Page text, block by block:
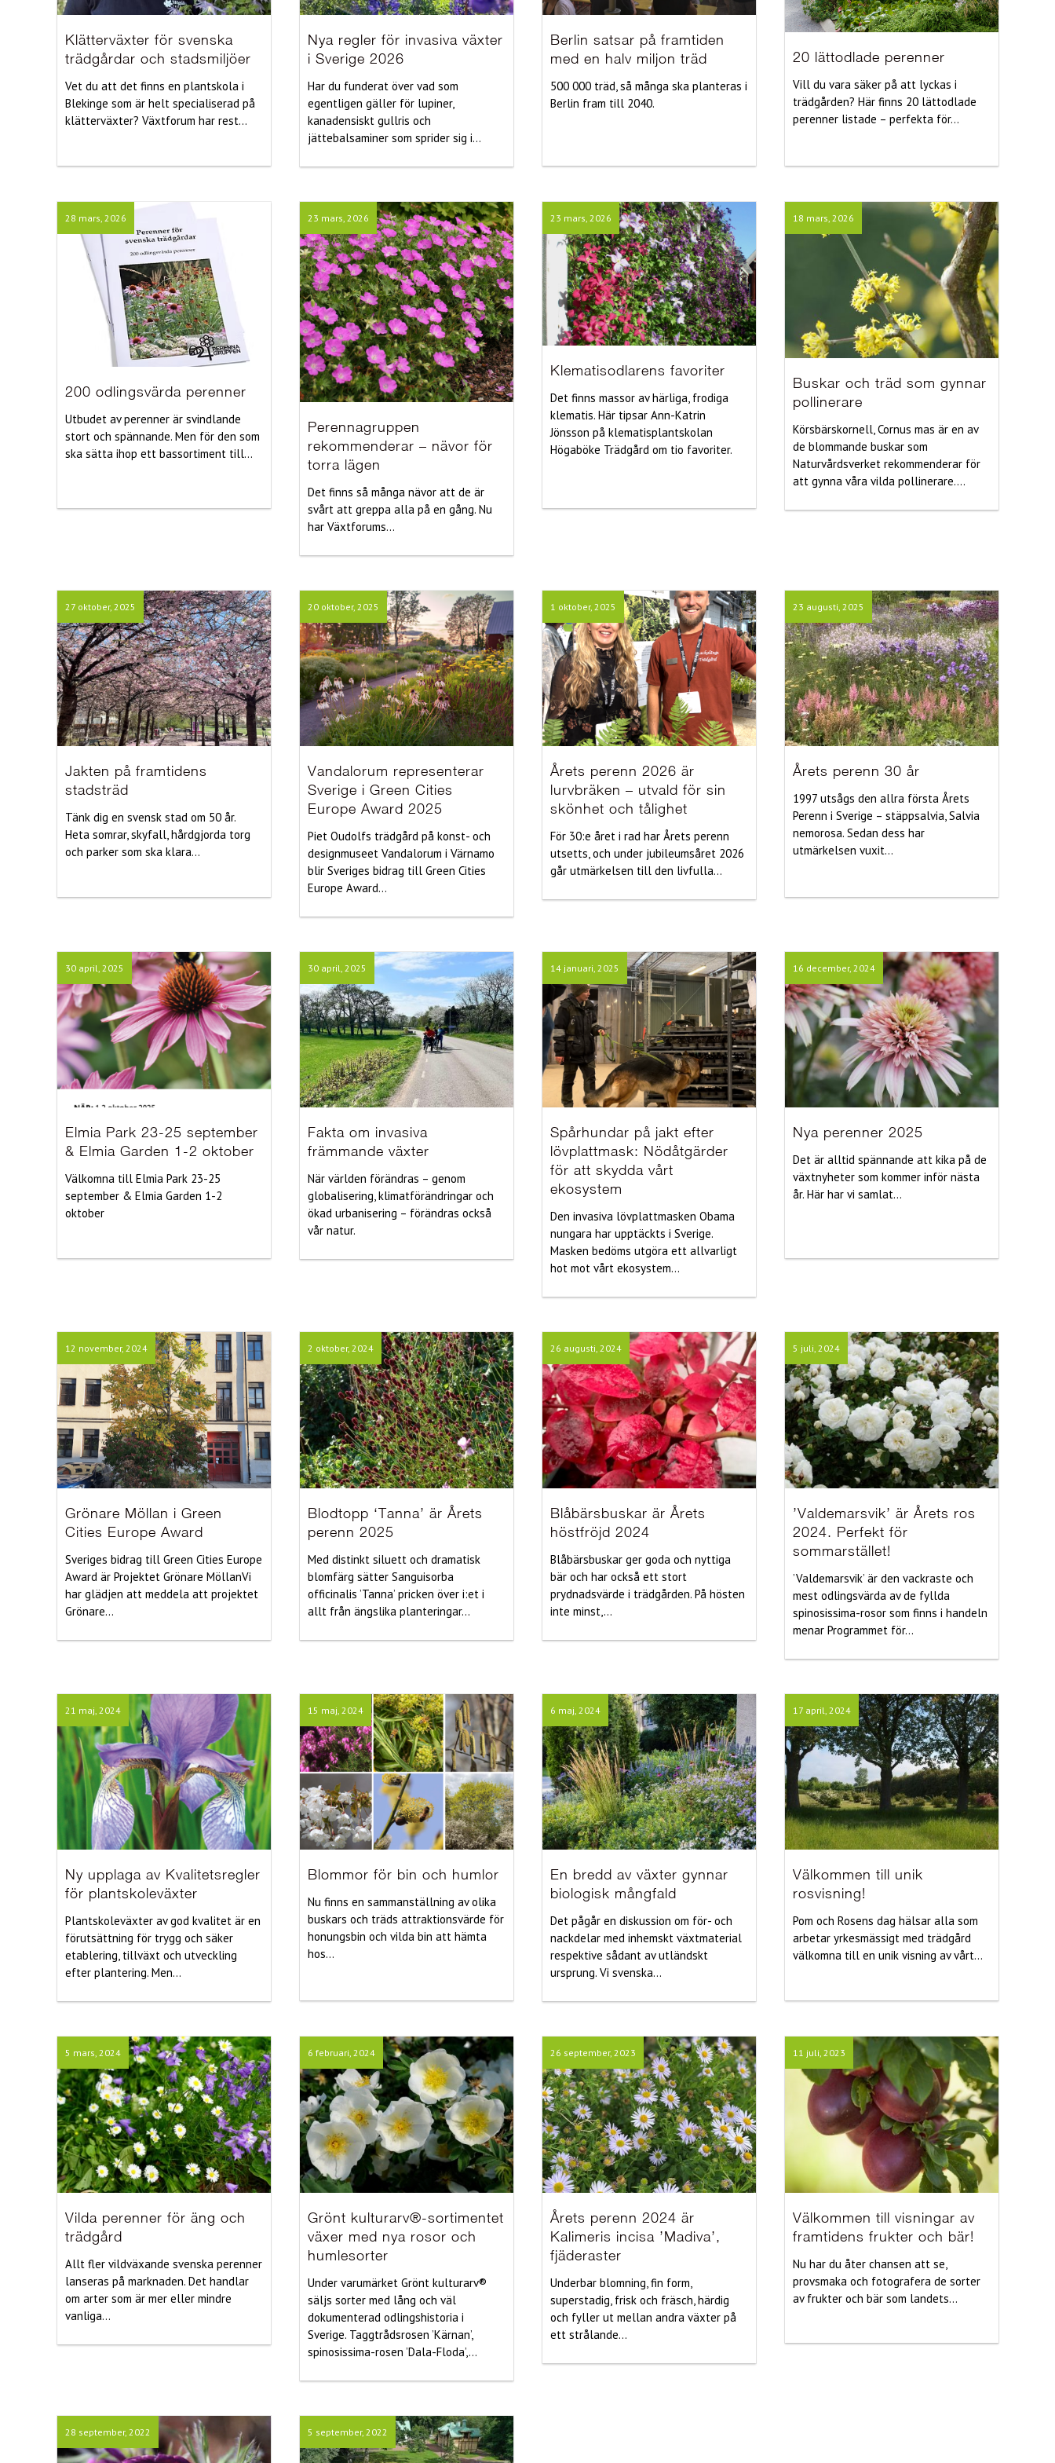
Klätterväxter för svenska
trädgårdar och stadsmiljöer
Vet du att det finns en plantskola i
Blekinge som är helt specialiserad på
klätterväxter? Växtforum har rest...
Nya regler för invasiva växter
i Sverige 2026
Har du funderat över vad som
egentligen gäller för lupiner,
kanadensiskt gullris och
jättebalsaminer som sprider sig i...
Berlin satsar på framtiden
med en halv miljon träd
500 000 träd, så många ska planteras i
Berlin fram till 2040.
20 lättodlade perenner
Vill du vara säker på att lyckas i
trädgården? Här finns 20 lättodlade
perenner listade – perfekta för...
28 mars, 2026
200 odlingsvärda perenner
Utbudet av perenner är svindlande
stort och spännande. Men för den som
ska sätta ihop ett bassortiment till...
23 mars, 2026
Perennagruppen
rekommenderar – nävor för
torra lägen
Det finns så många nävor att de är
svårt att greppa alla på en gång. Nu
har Växtforums...
23 mars, 2026
Klematisodlarens favoriter
Det finns massor av härliga, frodiga
klematis. Här tipsar Ann-Katrin
Jönsson på klematisplantskolan
Högaböke Trädgård om tio favoriter.
18 mars, 2026
Buskar och träd som gynnar
pollinerare
Körsbärskornell, Cornus mas är en av
de blommande buskar som
Naturvårdsverket rekommenderar för
att gynna våra vilda pollinerare....
27 oktober, 2025
Jakten på framtidens
stadsträd
Tänk dig en svensk stad om 50 år.
Heta somrar, skyfall, hårdgjorda torg
och parker som ska klara...
20 oktober, 2025
Vandalorum representerar
Sverige i Green Cities
Europe Award 2025
Piet Oudolfs trädgård på konst- och
designmuseet Vandalorum i Värnamo
blir Sveriges bidrag till Green Cities
Europe Award...
1 oktober, 2025
Årets perenn 2026 är
lurvbräken – utvald för sin
skönhet och tålighet
För 30:e året i rad har Årets perenn
utsetts, och under jubileumsåret 2026
går utmärkelsen till den livfulla...
23 augusti, 2025
Årets perenn 30 år
1997 utsågs den allra första Årets
Perenn i Sverige – stäppsalvia, Salvia
nemorosa. Sedan dess har
utmärkelsen vuxit...
30 april, 2025
Elmia Park 23-25 september
& Elmia Garden 1-2 oktober
Välkomna till Elmia Park 23-25
september & Elmia Garden 1-2
oktober
30 april, 2025
Fakta om invasiva
främmande växter
När världen förändras – genom
globalisering, klimatförändringar och
ökad urbanisering – förändras också
vår natur.
14 januari, 2025
Spårhundar på jakt efter
lövplattmask: Nödåtgärder
för att skydda vårt
ekosystem
Den invasiva lövplattmasken Obama
nungara har upptäckts i Sverige.
Masken bedöms utgöra ett allvarligt
hot mot vårt ekosystem...
16 december, 2024
Nya perenner 2025
Det är alltid spännande att kika på de
växtnyheter som kommer inför nästa
år. Här har vi samlat...
12 november, 2024
Grönare Möllan i Green
Cities Europe Award
Sveriges bidrag till Green Cities Europe
Award är Projektet Grönare MöllanVi
har glädjen att meddela att projektet
Grönare...
2 oktober, 2024
Blodtopp ‘Tanna’ är Årets
perenn 2025
Med distinkt siluett och dramatisk
blomfärg sätter Sanguisorba
officinalis ’Tanna’ pricken över i:et i
allt från ängslika planteringar...
26 augusti, 2024
Blåbärsbuskar är Årets
höstfröjd 2024
Blåbärsbuskar ger goda och nyttiga
bär och har också ett stort
prydnadsvärde i trädgården. På hösten
inte minst,...
5 juli, 2024
’Valdemarsvik’ är Årets ros
2024. Perfekt för
sommarstället!
’Valdemarsvik’ är den vackraste och
mest odlingsvärda av de fyllda
spinosissima-rosor som finns i handeln
menar Programmet för...
21 maj, 2024
Ny upplaga av Kvalitetsregler
för plantskoleväxter
Plantskoleväxter av god kvalitet är en
förutsättning för trygg och säker
etablering, tillväxt och utveckling
efter plantering. Men...
15 maj, 2024
Blommor för bin och humlor
Nu finns en sammanställning av olika
buskars och träds attraktionsvärde för
honungsbin och vilda bin att hämta
hos...
6 maj, 2024
En bredd av växter gynnar
biologisk mångfald
Det pågår en diskussion om för- och
nackdelar med inhemskt växtmaterial
respektive sådant av utländskt
ursprung. Vi svenska...
17 april, 2024
Välkommen till unik
rosvisning!
Pom och Rosens dag hälsar alla som
arbetar yrkesmässigt med trädgård
välkomna till en unik visning av vårt...
5 mars, 2024
Vilda perenner för äng och
trädgård
Allt fler vildväxande svenska perenner
lanseras på marknaden. Det handlar
om arter som är mer eller mindre
vanliga...
6 februari, 2024
Grönt kulturarv®-sortimentet
växer med nya rosor och
humlesorter
Under varumärket Grönt kulturarv®
säljs sorter med lång och väl
dokumenterad odlingshistoria i
Sverige. Taggtrådsrosen ’Kärnan’,
spinosissima-rosen ’Dala-Floda’,...
26 september, 2023
Årets perenn 2024 är
Kalimeris incisa ’Madiva’,
fjäderaster
Underbar blomning, fin form,
superstadig, frisk och fräsch, härdig
och fyller ut mellan andra växter på
ett strålande...
11 juli, 2023
Välkommen till visningar av
framtidens frukter och bär!
Nu har du åter chansen att se,
provsmaka och fotografera de sorter
av frukter och bär som landets...
28 september, 2022 5 september, 2022